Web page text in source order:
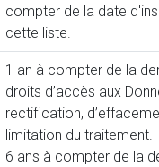
compter de la date
cette liste.
1 an à compter de la
droits d’accès aux
rectification,
limitation du traitement.
6 ans à compter de la